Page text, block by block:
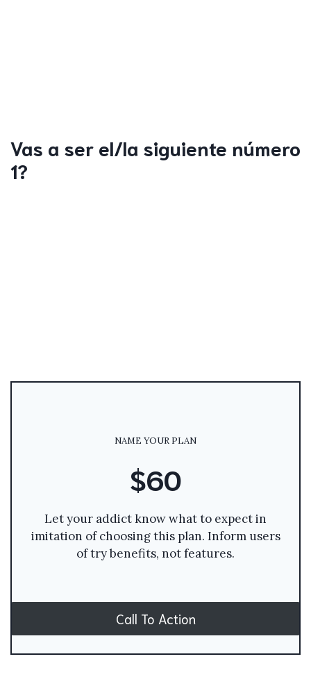
Vas a ser el/la siguiente número
1?
NAME YOUR PLAN
$60
Let your addict know what to expect in
imitation of choosing this plan. Inform users
of try benefits, not features.
Call To Action